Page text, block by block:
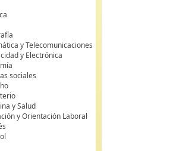
y Telecomunicaciones
y Electrónica
sociales
y Salud
y Orientación Laboral